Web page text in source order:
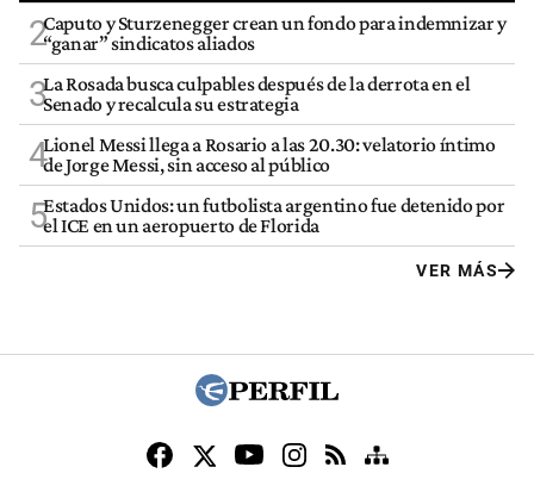
2Caputo y Sturzenegger crean un fondo para indemnizar y
“ganar” sindicatos aliados
3La Rosada busca culpables después de la derrota en el
Senado y recalcula su estrategia
4Lionel Messi llega a Rosario a las 20.30: velatorio íntimo
de Jorge Messi, sin acceso al público
5Estados Unidos: un futbolista argentino fue detenido por
el ICE en un aeropuerto de Florida
VER MÁS